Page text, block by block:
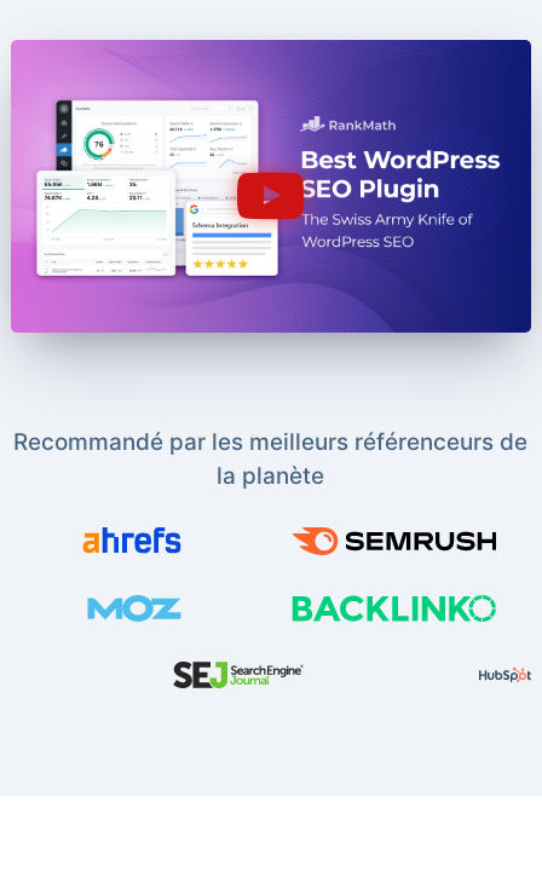
Recommandé par les meilleurs référenceurs de
la planète